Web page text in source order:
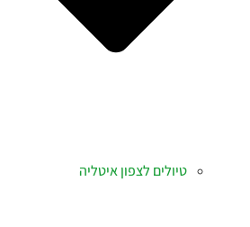
טיולים לצפון איטליה